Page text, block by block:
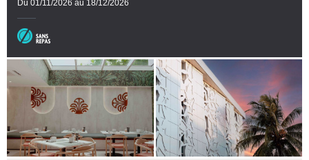
Du 01/11/2026 au 18/12/2026